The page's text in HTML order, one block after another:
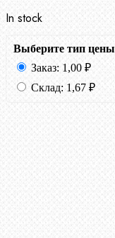
In stock
Выберите тип цены
Заказ: 1,00 ₽
Склад: 1,67 ₽